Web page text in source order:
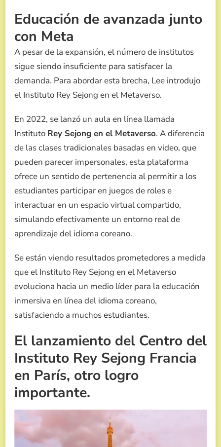
Educación de avanzada junto
con Meta
A pesar de la expansión, el número de institutos
sigue siendo insuficiente para satisfacer la
demanda. Para abordar esta brecha, Lee introdujo
el Instituto Rey Sejong en el Metaverso.
En 2022, se lanzó un aula en línea llamada
Instituto Rey Sejong en el Metaverso. A diferencia
de las clases tradicionales basadas en video, que
pueden parecer impersonales, esta plataforma
ofrece un sentido de pertenencia al permitir a los
estudiantes participar en juegos de roles e
interactuar en un espacio virtual compartido,
simulando efectivamente un entorno real de
aprendizaje del idioma coreano.
Se están viendo resultados prometedores a medida
que el Instituto Rey Sejong en el Metaverso
evoluciona hacia un medio líder para la educación
inmersiva en línea del idioma coreano,
satisfaciendo a muchos estudiantes.
El lanzamiento del Centro del
Instituto Rey Sejong Francia
en París, otro logro
importante.